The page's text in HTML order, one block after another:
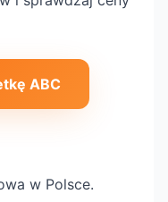
ABC
w Polsce.